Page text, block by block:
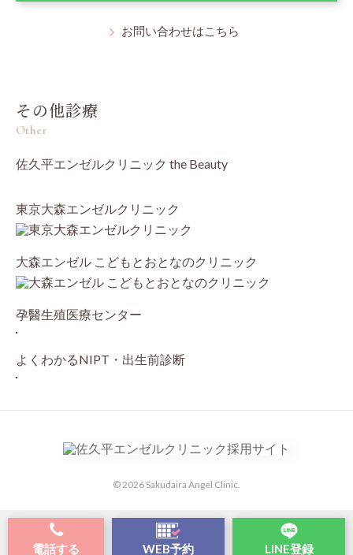
電話する WEB予約 LINE登録
お問い合わせはこちら
その他診療
Other
佐久平エンゼルクリニック the Beauty
東京大森エンゼルクリニック
大森エンゼル こどもとおとなのクリニック
孕醫生殖医療センター
よくわかるNIPT・出生前診断
© 2026 Sakudaira Angel Clinic.